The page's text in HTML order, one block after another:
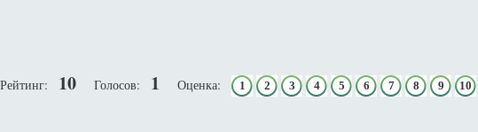
Рейтинг: 10 Голосов: 1 Оценка: 1 2 3 4 5 6 7 8 9 10